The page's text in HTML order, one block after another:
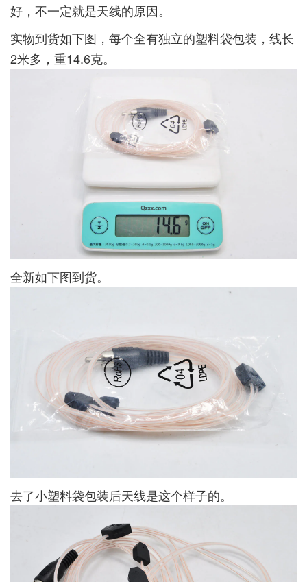
好，不一定就是天线的原因。
实物到货如下图，每个全有独立的塑料袋包装，线长
2米多，重14.6克。
全新如下图到货。
去了小塑料袋包装后天线是这个样子的。